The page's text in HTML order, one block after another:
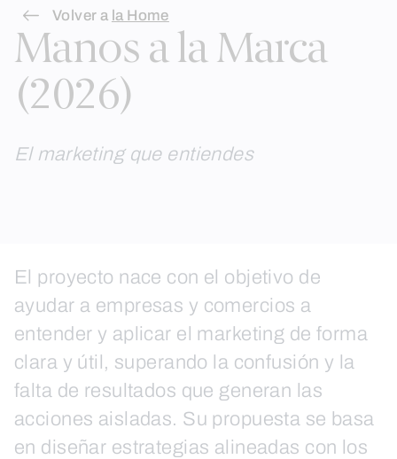
Skip
content
Volver a la Home
Manos a la Marca
(2026)
El marketing que entiendes
El proyecto nace con el objetivo de
ayudar a empresas y comercios a
entender y aplicar el marketing de forma
clara y útil, superando la confusión y la
falta de resultados que generan las
acciones aisladas. Su propuesta se basa
en diseñar estrategias alineadas con los